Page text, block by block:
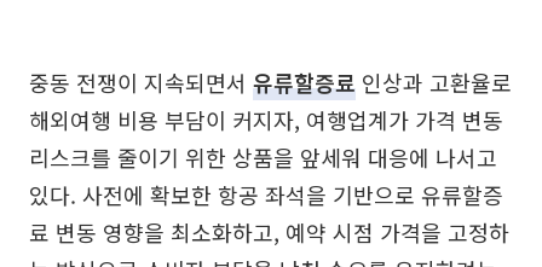
중동 전쟁이 지속되면서 유류할증료 인상과 고환율로
해외여행 비용 부담이 커지자, 여행업계가 가격 변동
리스크를 줄이기 위한 상품을 앞세워 대응에 나서고
있다. 사전에 확보한 항공 좌석을 기반으로 유류할증
료 변동 영향을 최소화하고, 예약 시점 가격을 고정하